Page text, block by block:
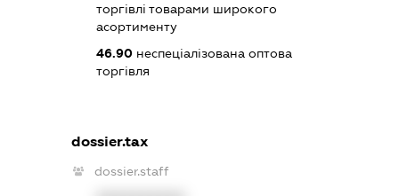
торгівлі товарами широкого
асортименту
46.90неспеціалізована оптова
торгівля
dossier.tax
dossier.staff